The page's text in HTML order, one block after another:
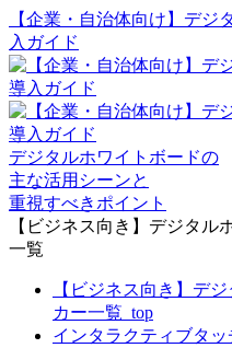
【企業・自治体向け】デジ
入ガイド
デジタルホワイトボードの
主な活用シーンと
重視すべきポイント
【ビジネス向き】デジタル
一覧
【ビジネス向き】デ
カー一覧_top
インタラクティブタ